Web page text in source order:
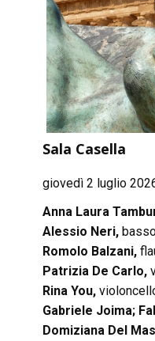
Sala Casella
giovedì 2 luglio
Anna Laura
Alessio Neri,
Romolo Balzani,
Patrizia De Carlo,
Rina You,
Gabriele Joima;
Domiziana Del